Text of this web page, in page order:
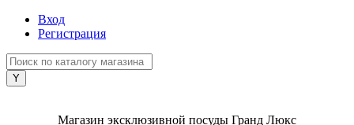
Вход
Регистрация
Магазин эксклюзивной посуды Гранд Люкс